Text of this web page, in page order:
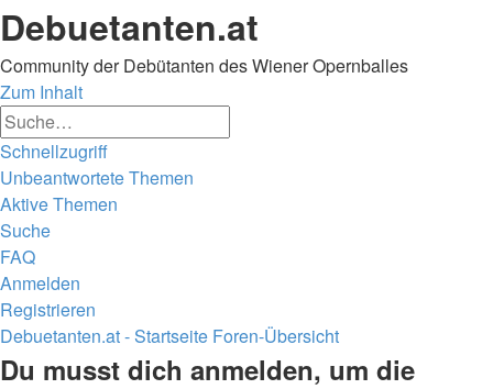
Debuetanten.at
Community der Debütanten des Wiener Opernballes
Zum Inhalt
Schnellzugriff
Unbeantwortete Themen
Aktive Themen
Suche
FAQ
Anmelden
Registrieren
Debuetanten.at - Startseite Foren-Übersicht
Suche
Du musst dich anmelden, um die